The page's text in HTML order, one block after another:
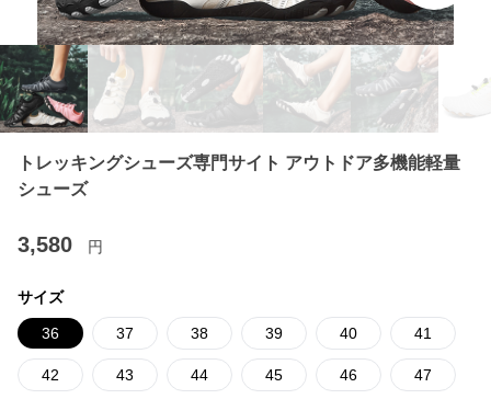
トレッキングシューズ専門サイト アウトドア多機能軽量
シューズ
3,580 円
サイズ
36 37 38 39 40 41
42 43 44 45 46 47